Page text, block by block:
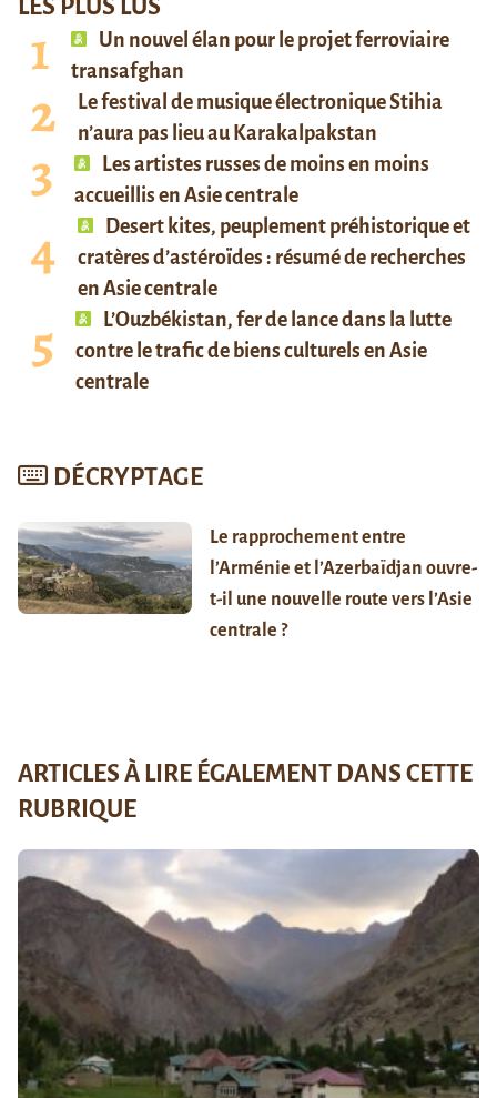
LES PLUS LUS
Un nouvel élan pour le projet ferroviaire
transafghan
Le festival de musique électronique Stihia
n’aura pas lieu au Karakalpakstan
Les artistes russes de moins en moins
accueillis en Asie centrale
Desert kites, peuplement préhistorique et
cratères d’astéroïdes : résumé de recherches
en Asie centrale
L’Ouzbékistan, fer de lance dans la lutte
contre le trafic de biens culturels en Asie
centrale
DÉCRYPTAGE
Le rapprochement entre
l’Arménie et l’Azerbaïdjan ouvre-
t-il une nouvelle route vers l’Asie
centrale ?
ARTICLES À LIRE ÉGALEMENT DANS CETTE
RUBRIQUE